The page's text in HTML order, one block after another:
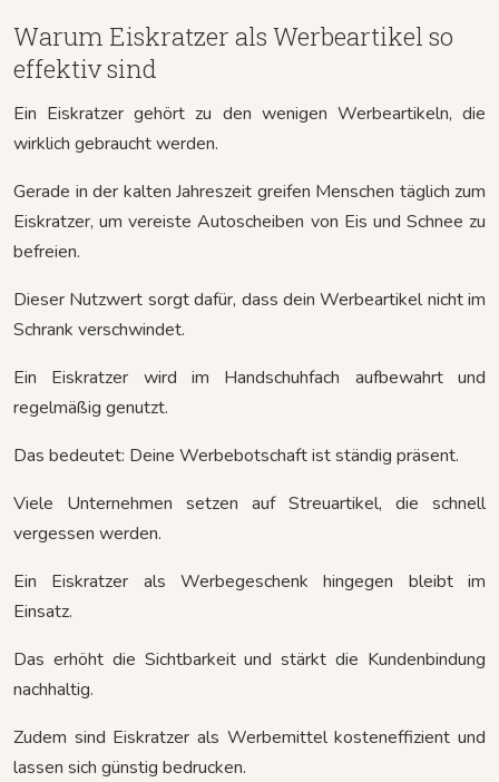
Warum Eiskratzer als Werbeartikel so
effektiv sind
Ein Eiskratzer gehört zu den wenigen Werbeartikeln, die
wirklich gebraucht werden.
Gerade in der kalten Jahreszeit greifen Menschen täglich zum
Eiskratzer, um vereiste Autoscheiben von Eis und Schnee zu
befreien.
Dieser Nutzwert sorgt dafür, dass dein Werbeartikel nicht im
Schrank verschwindet.
Ein Eiskratzer wird im Handschuhfach aufbewahrt und
regelmäßig genutzt.
Das bedeutet: Deine Werbebotschaft ist ständig präsent.
Viele Unternehmen setzen auf Streuartikel, die schnell
vergessen werden.
Ein Eiskratzer als Werbegeschenk hingegen bleibt im
Einsatz.
Das erhöht die Sichtbarkeit und stärkt die Kundenbindung
nachhaltig.
Zudem sind Eiskratzer als Werbemittel kosteneffizient und
lassen sich günstig bedrucken.